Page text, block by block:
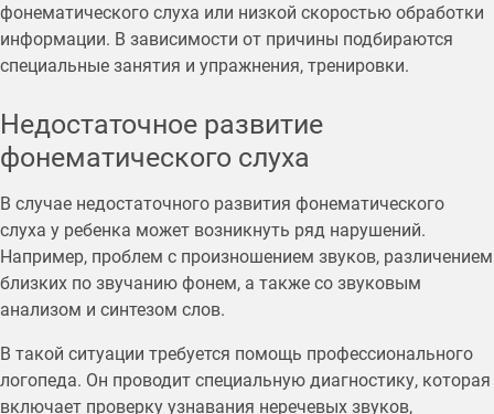
фонематического слуха или низкой скоростью обработки
информации. В зависимости от причины подбираются
специальные занятия и упражнения, тренировки.
Недостаточное развитие
фонематического слуха
В случае недостаточного развития фонематического
слуха у ребенка может возникнуть ряд нарушений.
Например, проблем с произношением звуков, различением
близких по звучанию фонем, а также со звуковым
анализом и синтезом слов.
В такой ситуации требуется помощь профессионального
логопеда. Он проводит специальную диагностику, которая
включает проверку узнавания неречевых звуков,